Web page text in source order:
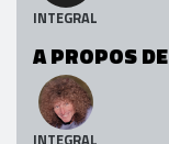
INTEGRAL
A PROPOS DE